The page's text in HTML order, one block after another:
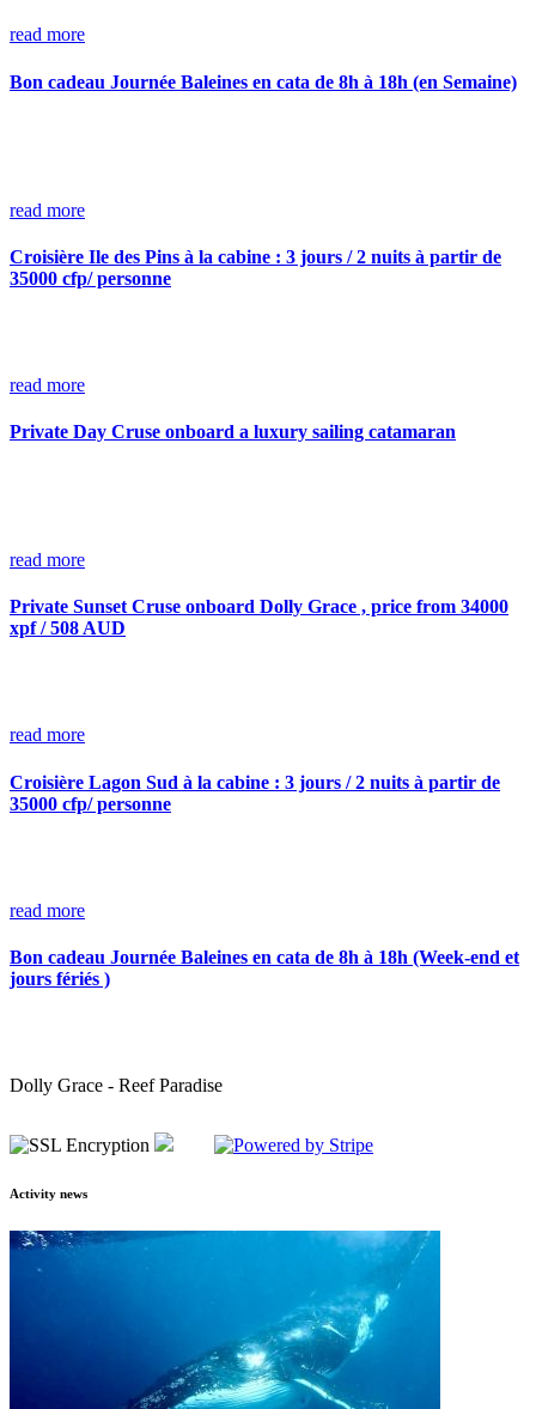
read more
Bon cadeau Journée Baleines en cata de 8h à 18h (en Semaine)
read more
Croisière Ile des Pins à la cabine : 3 jours / 2 nuits à partir de
35000 cfp/ personne
read more
Private Day Cruse onboard a luxury sailing catamaran
read more
Private Sunset Cruse onboard Dolly Grace , price from 34000
xpf / 508 AUD
read more
Croisière Lagon Sud à la cabine : 3 jours / 2 nuits à partir de
35000 cfp/ personne
read more
Bon cadeau Journée Baleines en cata de 8h à 18h (Week-end et
jours fériés )
Dolly Grace - Reef Paradise
Activity news